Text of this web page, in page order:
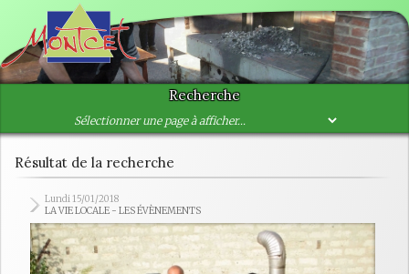
Recherche
Résultat de la recherche
Lundi 15/01/2018
LA VIE LOCALE - LES ÉVÈNEMENTS